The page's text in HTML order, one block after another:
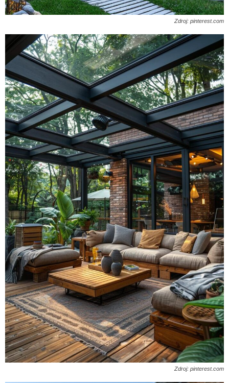
Zdroj: pinterest.com
Zdroj: pinterest.com